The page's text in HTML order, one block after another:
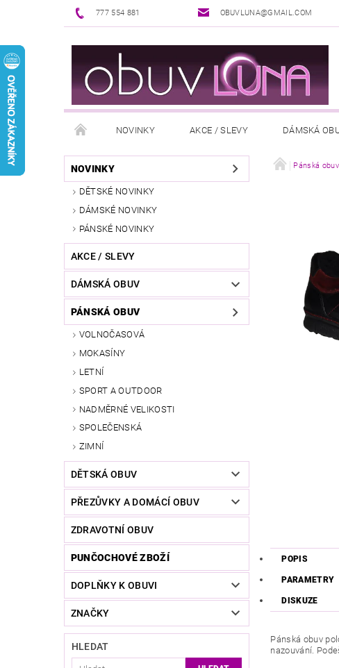
777 554 881 OBUVLUNA@GMAIL.COM
NOVINKY AKCE / SLEVY DÁMSKÁ
PUNČOCHOVÉ ZBOŽÍ DOPLŇKY K OBUVI
REKLAMAČNÍ ŘÁD
NOVINKY
DĚTSKÉ NOVINKY
DÁMSKÉ NOVINKY
PÁNSKÉ NOVINKY
AKCE / SLEVY
DÁMSKÁ OBUV
PÁNSKÁ OBUV
VOLNOČASOVÁ
MOKASÍNY
LETNÍ
SPORT A OUTDOOR
NADMĚRNÉ VELIKOSTI
SPOLEČENSKÁ
ZIMNÍ
DĚTSKÁ OBUV
PŘEZŮVKY A DOMÁCÍ OBUV
ZDRAVOTNÍ OBUV
PUNČOCHOVÉ ZBOŽÍ
DOPLŇKY K OBUVI
ZNAČKY
HLEDAT
Pánská obuv
POPIS
PARAMETRY
DISKUZE
Pánská obuv
nazouvání.